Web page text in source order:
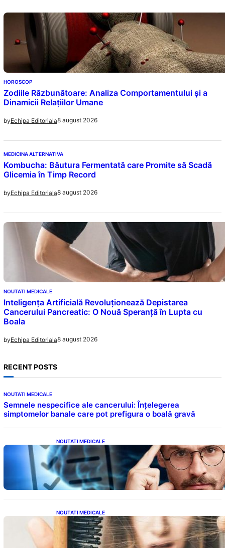
HOROSCOP
Zodiile Răzbunătoare: Analiza Comportamentului și a
Dinamicii Relațiilor Umane
byEchipa Editoriala8 august 2026
MEDICINA ALTERNATIVA
Kombucha: Băutura Fermentată care Promite să Scadă
Glicemia în Timp Record
byEchipa Editoriala8 august 2026
NOUTATI MEDICALE
Inteligența Artificială Revoluționează Depistarea
Cancerului Pancreatic: O Nouă Speranță în Lupta cu
Boala
byEchipa Editoriala8 august 2026
RECENT POSTS
NOUTATI MEDICALE
Semnele nespecifice ale cancerului: Înțelegerea
simptomelor banale care pot prefigura o boală gravă
NOUTATI MEDICALE
Inteligența dincolo de note: Semnele unui IQ
ridicat care nu țin de școală
NOUTATI MEDICALE
Semnele unei deficiențe de proteine:
Impactul asupra sănătății tale